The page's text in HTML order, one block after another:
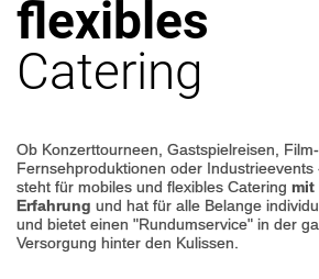
flexibles
Catering
Ob Konzerttourneen, Gastspielreisen,
Fernsehproduktionen oder Industrieevents
steht für mobiles und flexibles Catering mit
Erfahrung und hat für alle Belange
und bietet einen "Rundumservice" in der
Versorgung hinter den Kulissen.